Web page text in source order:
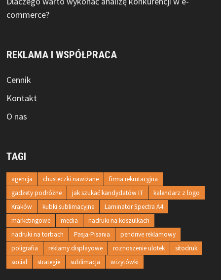
commerce?
REKLAMA I WSPÓŁPRACA
Cennik
Kontakt
O nas
TAGI
agencja chusteczki nawiżane
firma rekrutacyjna
gadżety podróżne
jak szukać kandydatów IT
kalendarz z logo
Kraków
kubki sublimacyjne
Laminator Spectra A4
marketingowe
media
nadruki na koszulkach
nadruki na torbach
Pasja-Pisania
pendrive reklamowy
poligrafia
reklamy displayowe roznoszenie ulotek
sitodruk
social
strategie sublimacja wizytówki